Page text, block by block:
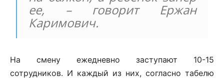
ее, – говорит Ержан
Каримович.
На смену ежедневно заступают 10-15
сотрудников. И каждый из них, согласно табелю